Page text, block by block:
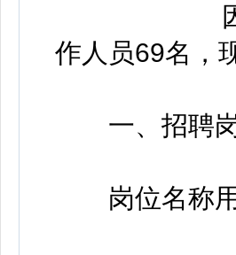
因工作
作人员69名，
一、招聘岗
岗位名称用